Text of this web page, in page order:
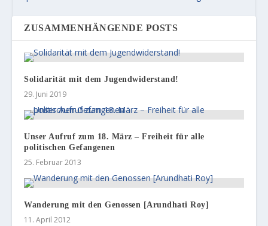
ZUSAMMENHÄNGENDE POSTS
Solidarität mit dem Jugendwiderstand!
29. Juni 2019
Unser Aufruf zum 18. März – Freiheit für alle
politischen Gefangenen
25. Februar 2013
Wanderung mit den Genossen [Arundhati Roy]
11. April 2012